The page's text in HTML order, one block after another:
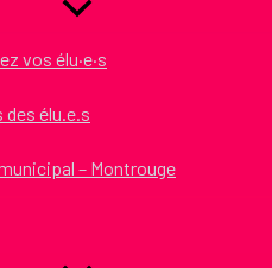
vos élu·e·s
des élu.e.s
– Montrouge